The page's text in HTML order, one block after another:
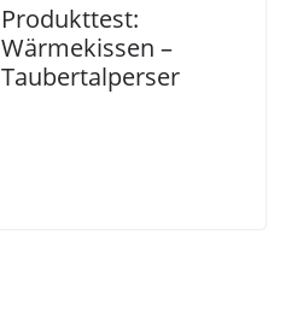
Produkttest:
Wärmekissen –
Taubertalperser